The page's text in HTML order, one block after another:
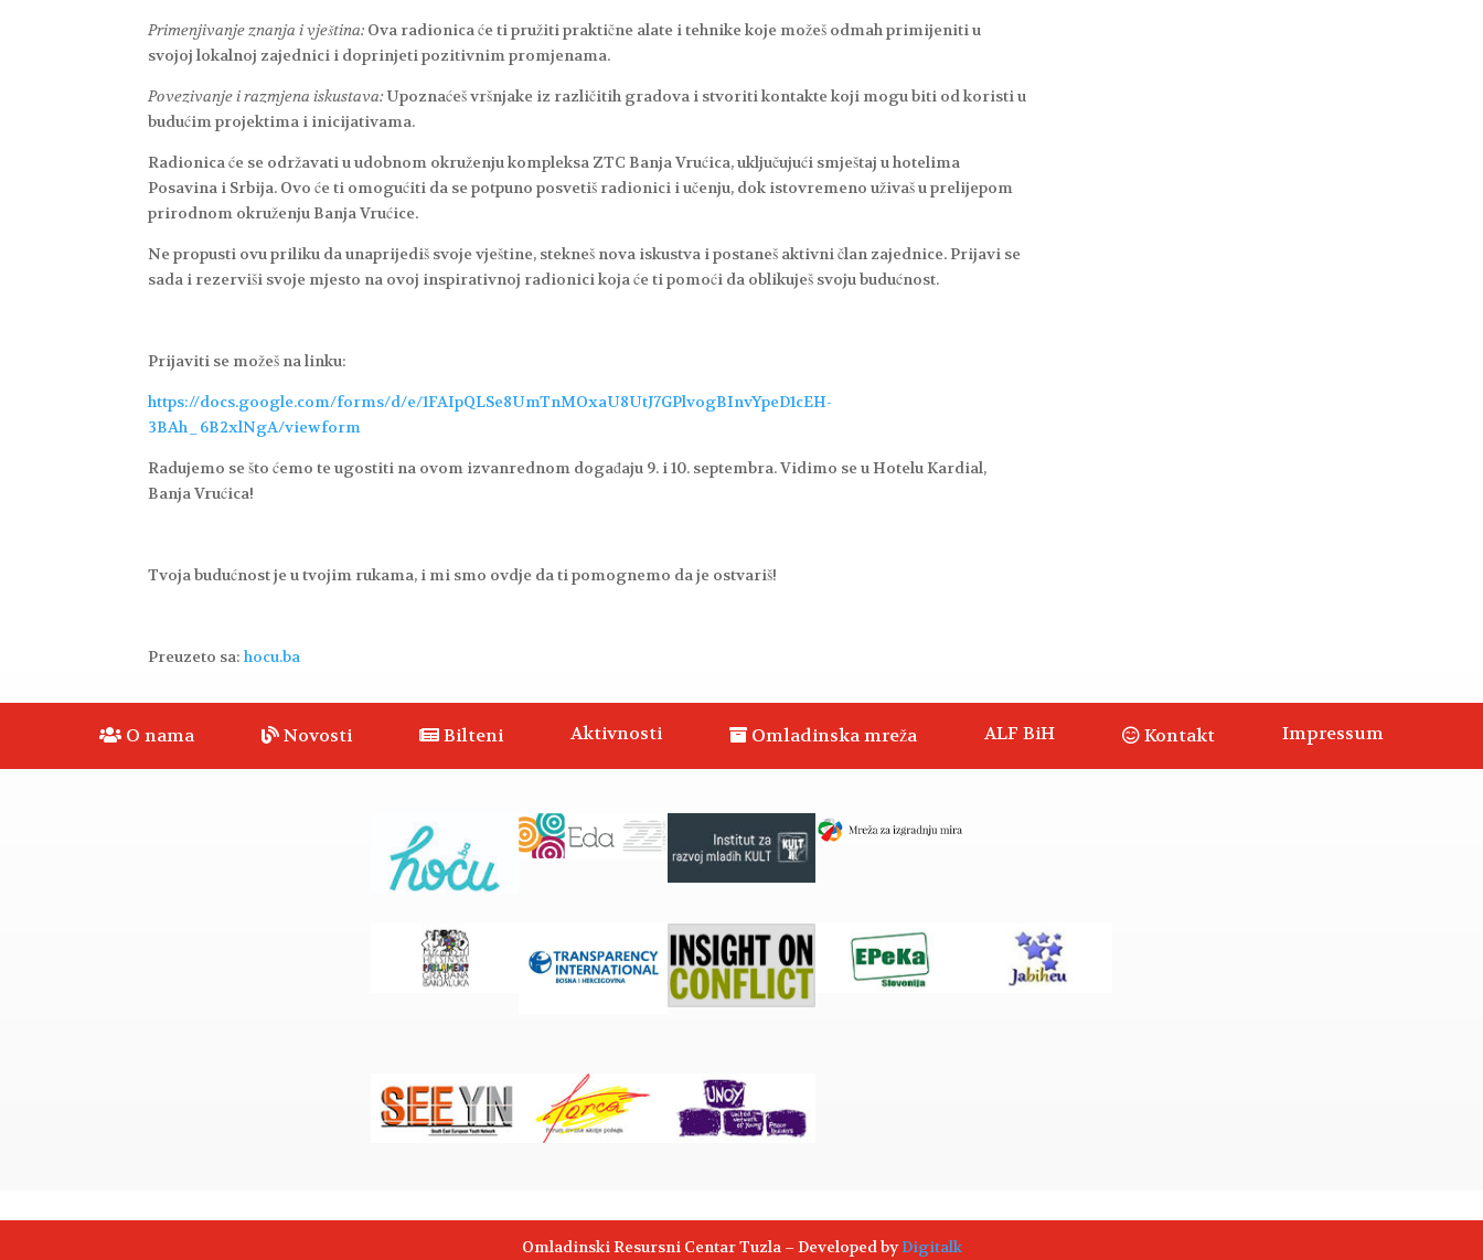
Primenjivanje znanja i vještina: Ova radionica će ti pružiti praktične alate i tehnike koje možeš odmah primijeniti u
svojoj lokalnoj zajednici i doprinjeti pozitivnim promjenama.
Povezivanje i razmjena iskustava:Upoznaćeš vršnjake iz različitih gradova i stvoriti kontakte koji mogu biti od koristi u
budućim projektima i inicijativama.
Radionica će se održavati u udobnom okruženju kompleksa ZTC Banja Vrućica, uključujući smještaj u hotelima
Posavina i Srbija. Ovo će ti omogućiti da se potpuno posvetiš radionici i učenju, dok istovremeno uživaš u prelijepom
prirodnom okruženju Banja Vrućice.
Ne propusti ovu priliku da unaprijediš svoje vještine, stekneš nova iskustva i postaneš aktivni član zajednice. Prijavi se
sada i rezerviši svoje mjesto na ovoj inspirativnoj radionici koja će ti pomoći da oblikuješ svoju budućnost.
Prijaviti se možeš na linku:
https://docs.google.com/forms/d/e/1FAIpQLSe8UmTnMOxaU8UtJ7GPlvogBInvYpeD1cEH-
3BAh_6B2xlNgA/viewform
Radujemo se što ćemo te ugostiti na ovom izvanrednom događaju 9. i 10. septembra. Vidimo se u Hotelu Kardial,
Banja Vrućica!
Tvoja budućnost je u tvojim rukama, i mi smo ovdje da ti pomognemo da je ostvariš!
Preuzeto sa:hocu.ba
O nama Novosti Bilteni Aktivnosti Omladinska mreža ALF BiH Kontakt Impressum
Omladinski Resursni Centar Tuzla – Developed byDigitalk